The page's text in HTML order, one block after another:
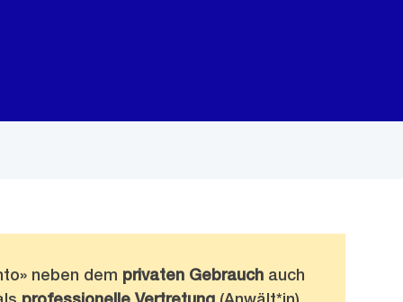
neben dem privaten Gebrauch auch